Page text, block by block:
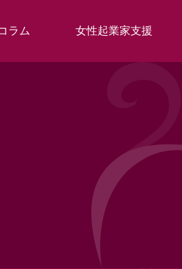
ラム 女性起業家支援